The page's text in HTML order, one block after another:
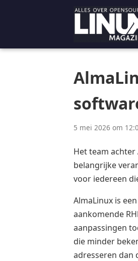
5 mei 2026 om
Het team achter
belangrijke
voor iedereen
AlmaLinux is
aankomende
aanpassingen
die minder
adresseren dan